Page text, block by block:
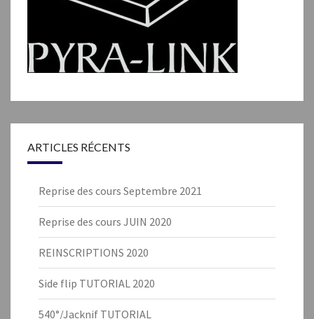
ARTICLES RÉCENTS
Reprise des cours Septembre 2021
Reprise des cours JUIN 2020
REINSCRIPTIONS 2020
Side flip TUTORIAL 2020
540°/Jacknif TUTORIAL